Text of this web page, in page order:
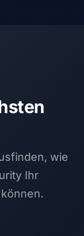
wie
Ihr